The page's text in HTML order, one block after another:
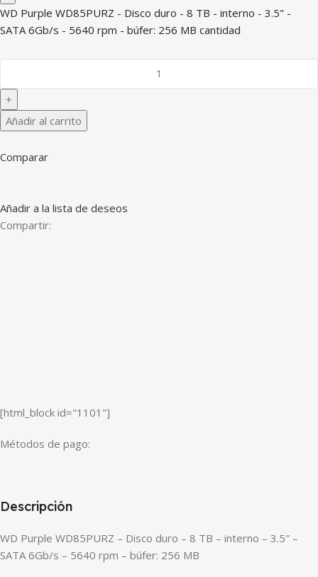
WD Purple WD85PURZ - Disco duro - 8 TB - interno - 3.5" -
SATA 6Gb/s - 5640 rpm - búfer: 256 MB cantidad
Añadir al carrito
Comparar
Añadir a la lista de deseos
Compartir:
[html_block id="1101"]
Métodos de pago:
Descripción
WD Purple WD85PURZ – Disco duro – 8 TB – interno – 3.5″ –
SATA 6Gb/s – 5640 rpm – búfer: 256 MB